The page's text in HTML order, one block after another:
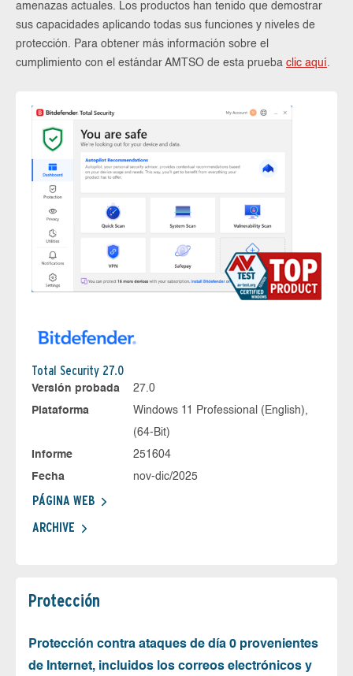
amenazas actuales. Los productos han tenido que demostrar
sus capacidades aplicando todas sus funciones y niveles de
protección. Para obtener más información sobre el
cumplimiento con el estándar AMTSO de esta prueba clic aquí.
Total Security 27.0
Versión probada
27.0
Plataforma
Windows 11 Professional (English),
(64-Bit)
Informe
251604
Fecha
nov-dic/2025
PÁGINA WEB
ARCHIVE
Protección
Protección contra ataques de día 0 provenientes
de Internet, incluidos los correos electrónicos y